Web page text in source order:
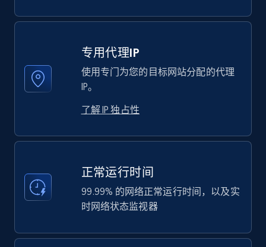
专用代理IP
使用专门为您的目标网站分配的代理
IP。
了解 IP 独占性
正常运行时间
99.99% 的网络正常运行时间，以及实
时网络状态监视器